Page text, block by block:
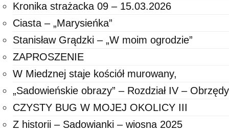
Kronika strażacka 09 – 15.03.2026
Ciasta – „Marysieńka”
Stanisław Grądzki – „W moim ogrodzie”
ZAPROSZENIE
W Miedznej staje kościół murowany,
„Sadowieńskie obrazy” – Rozdział IV –
CZYSTY BUG W MOJEJ OKOLICY III
Z historii – Sadowianki – wiosna 2025